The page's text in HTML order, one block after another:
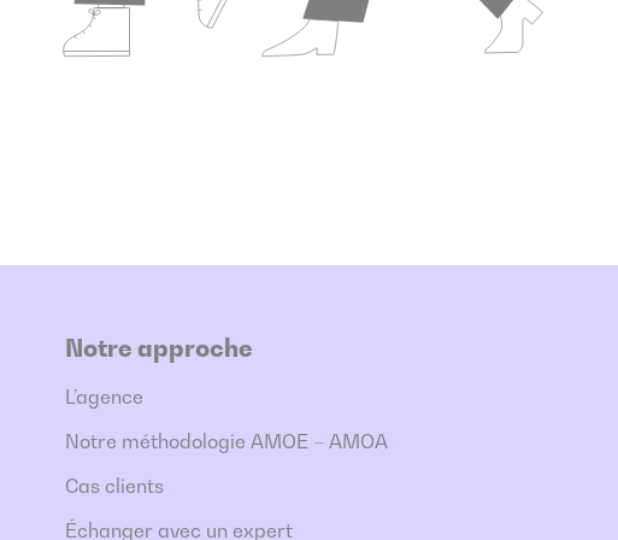
Notre approche
L’agence
Notre méthodologie AMOE – AMOA
Cas clients
Échanger avec un expert